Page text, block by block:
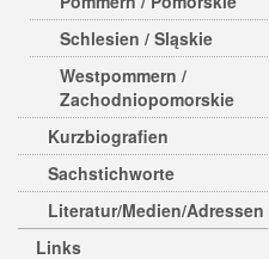
Schlesien / Sląskie
Westpommern /
Zachodniopomorskie
Kurzbiografien
Sachstichworte
Literatur/Medien/Adressen
Links